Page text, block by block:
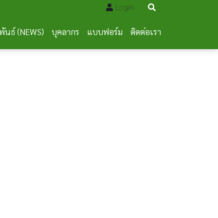
Login
นธ์ (NEWS) บุคลากร แบบฟอร์ม ติดต่อเรา